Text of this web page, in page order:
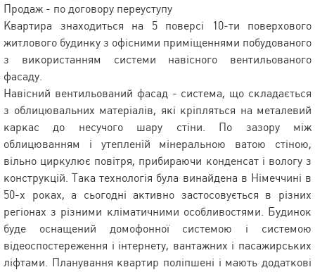
Продаж - по договору переуступу
Квартира знаходиться на 5 поверсі 10-ти поверхового
житлового будинку з офісними приміщеннями побудованого
з використанням системи навісного вентильованого
фасаду.
Навісний вентильований фасад - система, що складається
з облицювальних матеріалів, які кріпляться на металевий
каркас до несучого шару стіни. По зазору між
облицюванням і утепленій мінеральною ватою стіною,
вільно циркулює повітря, прибираючи конденсат і вологу з
конструкцій. Така технологія була винайдена в Німеччині в
50-х роках, а сьогодні активно застосовується в різних
регіонах з різними кліматичними особливостями. Будинок
буде оснащений домофонної системою і системою
відеоспостереження і інтернету, вантажних і пасажирських
ліфтами. Планування квартир поліпшені і мають додаткові